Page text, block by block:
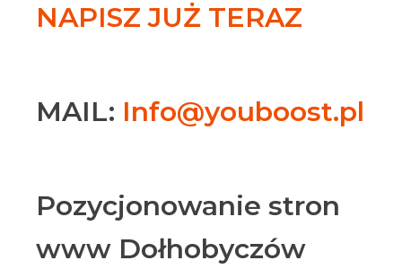
NAPISZ JUŻ TERAZ
MAIL: Info@youboost.pl
Pozycjonowanie stron
www Dołhobyczów